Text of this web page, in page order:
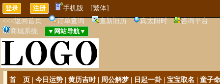
手机版
[繁体]
<<<返回首页
订单查询 查新旧历 真太阳时
咨询平台
商城系统
首 页 今日运势 黄历吉时| 周公解梦 日起一卦| 宝宝取名 童子命